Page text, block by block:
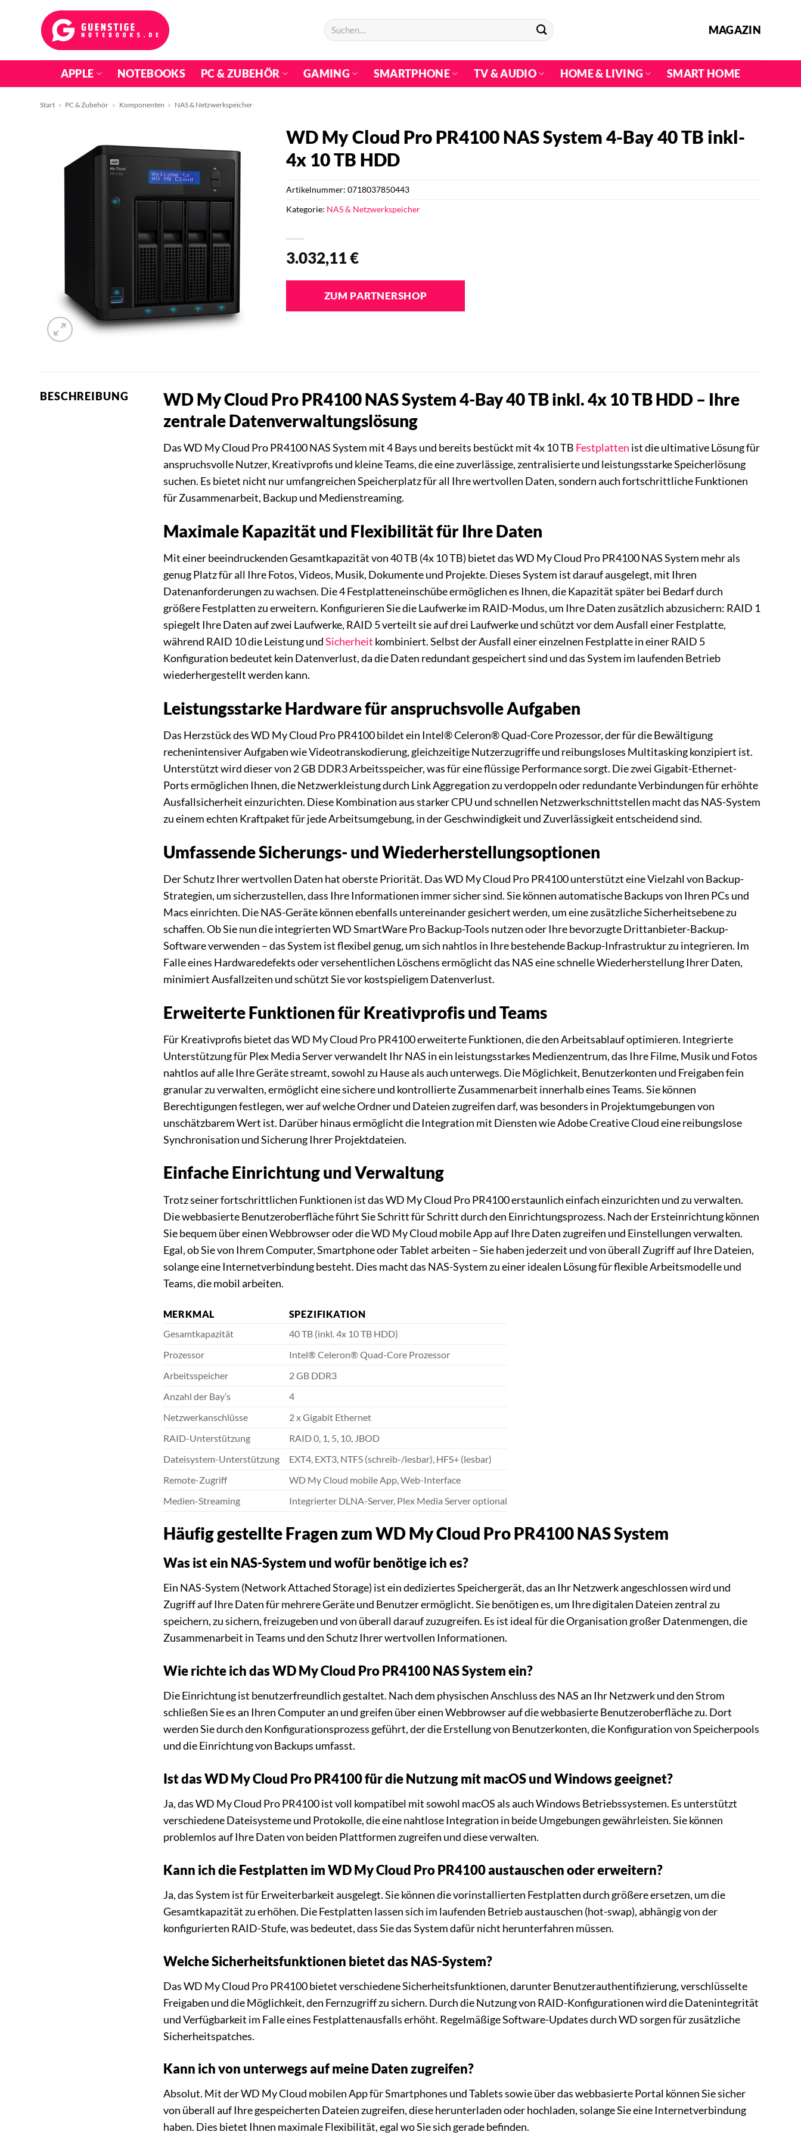
Suchen
nach:
MAGAZIN
APPLE NOTEBOOKS PC & ZUBEHÖR GAMING SMARTPHONE TV & AUDIO HOME & LIVING SMART HOME
Start » PC & Zubehör » Komponenten » NAS & Netzwerkspeicher
WD My Cloud Pro PR4100 NAS System 4-Bay 40 TB inkl-
4x 10 TB HDD
3.032,11€
ZUM PARTNERSHOP
Artikelnummer:0718037850443
Kategorie: NAS & Netzwerkspeicher
BESCHREIBUNG
WD My Cloud Pro PR4100 NAS System 4-Bay 40 TB inkl. 4x 10 TB HDD – Ihre
zentrale Datenverwaltungslösung
Das WD My Cloud Pro PR4100 NAS System mit 4 Bays und bereits bestückt mit 4x 10 TB Festplatten ist die ultimative Lösung für
anspruchsvolle Nutzer, Kreativprofis und kleine Teams, die eine zuverlässige, zentralisierte und leistungsstarke Speicherlösung
suchen. Es bietet nicht nur umfangreichen Speicherplatz für all Ihre wertvollen Daten, sondern auch fortschrittliche Funktionen
für Zusammenarbeit, Backup und Medienstreaming.
Maximale Kapazität und Flexibilität für Ihre Daten
Mit einer beeindruckenden Gesamtkapazität von 40 TB (4x 10 TB) bietet das WD My Cloud Pro PR4100 NAS System mehr als
genug Platz für all Ihre Fotos, Videos, Musik, Dokumente und Projekte. Dieses System ist darauf ausgelegt, mit Ihren
Datenanforderungen zu wachsen. Die 4 Festplatteneinschübe ermöglichen es Ihnen, die Kapazität später bei Bedarf durch
größere Festplatten zu erweitern. Konfigurieren Sie die Laufwerke im RAID-Modus, um Ihre Daten zusätzlich abzusichern: RAID 1
spiegelt Ihre Daten auf zwei Laufwerke, RAID 5 verteilt sie auf drei Laufwerke und schützt vor dem Ausfall einer Festplatte,
während RAID 10 die Leistung undSicherheit kombiniert. Selbst der Ausfall einer einzelnen Festplatte in einer RAID 5
Konfiguration bedeutet kein Datenverlust, da die Daten redundant gespeichert sind und das System im laufenden Betrieb
wiederhergestellt werden kann.
Leistungsstarke Hardware für anspruchsvolle Aufgaben
Das Herzstück des WD My Cloud Pro PR4100 bildet ein Intel® Celeron® Quad-Core Prozessor, der für die Bewältigung
rechenintensiver Aufgaben wie Videotranskodierung, gleichzeitige Nutzerzugriffe und reibungsloses Multitasking konzipiert ist.
Unterstützt wird dieser von 2 GB DDR3 Arbeitsspeicher, was für eine flüssige Performance sorgt. Die zwei Gigabit-Ethernet-
Ports ermöglichen Ihnen, die Netzwerkleistung durch Link Aggregation zu verdoppeln oder redundante Verbindungen für erhöhte
Ausfallsicherheit einzurichten. Diese Kombination aus starker CPU und schnellen Netzwerkschnittstellen macht das NAS-System
zu einem echten Kraftpaket für jede Arbeitsumgebung, in der Geschwindigkeit und Zuverlässigkeit entscheidend sind.
Umfassende Sicherungs- und Wiederherstellungsoptionen
Der Schutz Ihrer wertvollen Daten hat oberste Priorität. Das WD My Cloud Pro PR4100 unterstützt eine Vielzahl von Backup-
Strategien, um sicherzustellen, dass Ihre Informationen immer sicher sind. Sie können automatische Backups von Ihren PCs und
Macs einrichten. Die NAS-Geräte können ebenfalls untereinander gesichert werden, um eine zusätzliche Sicherheitsebene zu
schaffen. Ob Sie nun die integrierten WD SmartWare Pro Backup-Tools nutzen oder Ihre bevorzugte Drittanbieter-Backup-
Software verwenden – das System ist flexibel genug, um sich nahtlos in Ihre bestehende Backup-Infrastruktur zu integrieren. Im
Falle eines Hardwaredefekts oder versehentlichen Löschens ermöglicht das NAS eine schnelle Wiederherstellung Ihrer Daten,
minimiert Ausfallzeiten und schützt Sie vor kostspieligem Datenverlust.
Erweiterte Funktionen für Kreativprofis und Teams
Für Kreativprofis bietet das WD My Cloud Pro PR4100 erweiterte Funktionen, die den Arbeitsablauf optimieren. Integrierte
Unterstützung für Plex Media Server verwandelt Ihr NAS in ein leistungsstarkes Medienzentrum, das Ihre Filme, Musik und Fotos
nahtlos auf alle Ihre Geräte streamt, sowohl zu Hause als auch unterwegs. Die Möglichkeit, Benutzerkonten und Freigaben fein
granular zu verwalten, ermöglicht eine sichere und kontrollierte Zusammenarbeit innerhalb eines Teams. Sie können
Berechtigungen festlegen, wer auf welche Ordner und Dateien zugreifen darf, was besonders in Projektumgebungen von
unschätzbarem Wert ist. Darüber hinaus ermöglicht die Integration mit Diensten wie Adobe Creative Cloud eine reibungslose
Synchronisation und Sicherung Ihrer Projektdateien.
Einfache Einrichtung und Verwaltung
Trotz seiner fortschrittlichen Funktionen ist das WD My Cloud Pro PR4100 erstaunlich einfach einzurichten und zu verwalten.
Die webbasierte Benutzeroberfläche führt Sie Schritt für Schritt durch den Einrichtungsprozess. Nach der Ersteinrichtung können
Sie bequem über einen Webbrowser oder die WD My Cloud mobile App auf Ihre Daten zugreifen und Einstellungen verwalten.
Egal, ob Sie von Ihrem Computer, Smartphone oder Tablet arbeiten – Sie haben jederzeit und von überall Zugriff auf Ihre Dateien,
solange eine Internetverbindung besteht. Dies macht das NAS-System zu einer idealen Lösung für flexible Arbeitsmodelle und
Teams, die mobil arbeiten.
MERKMAL
SPEZIFIKATION
Gesamtkapazität
40 TB (inkl. 4x 10 TB HDD)
Prozessor
Intel® Celeron® Quad-Core Prozessor
Arbeitsspeicher
2 GB DDR3
Anzahl der Bay’s
4
Netzwerkanschlüsse
2 x Gigabit Ethernet
RAID-Unterstützung
RAID 0, 1, 5, 10, JBOD
Dateisystem-Unterstützung
EXT4, EXT3, NTFS (schreib-/lesbar), HFS+ (lesbar)
Remote-Zugriff
WD My Cloud mobile App, Web-Interface
Medien-Streaming
Integrierter DLNA-Server, Plex Media Server optional
Häufig gestellte Fragen zum WD My Cloud Pro PR4100 NAS System
Was ist ein NAS-System und wofür benötige ich es?
Ein NAS-System (Network Attached Storage) ist ein dediziertes Speichergerät, das an Ihr Netzwerk angeschlossen wird und
Zugriff auf Ihre Daten für mehrere Geräte und Benutzer ermöglicht. Sie benötigen es, um Ihre digitalen Dateien zentral zu
speichern, zu sichern, freizugeben und von überall darauf zuzugreifen. Es ist ideal für die Organisation großer Datenmengen, die
Zusammenarbeit in Teams und den Schutz Ihrer wertvollen Informationen.
Wie richte ich das WD My Cloud Pro PR4100 NAS System ein?
Die Einrichtung ist benutzerfreundlich gestaltet. Nach dem physischen Anschluss des NAS an Ihr Netzwerk und den Strom
schließen Sie es an Ihren Computer an und greifen über einen Webbrowser auf die webbasierte Benutzeroberfläche zu. Dort
werden Sie durch den Konfigurationsprozess geführt, der die Erstellung von Benutzerkonten, die Konfiguration von Speicherpools
und die Einrichtung von Backups umfasst.
Ist das WD My Cloud Pro PR4100 für die Nutzung mit macOS und Windows geeignet?
Ja, das WD My Cloud Pro PR4100 ist voll kompatibel mit sowohl macOS als auch Windows Betriebssystemen. Es unterstützt
verschiedene Dateisysteme und Protokolle, die eine nahtlose Integration in beide Umgebungen gewährleisten. Sie können
problemlos auf Ihre Daten von beiden Plattformen zugreifen und diese verwalten.
Kann ich die Festplatten im WD My Cloud Pro PR4100 austauschen oder erweitern?
Ja, das System ist für Erweiterbarkeit ausgelegt. Sie können die vorinstallierten Festplatten durch größere ersetzen, um die
Gesamtkapazität zu erhöhen. Die Festplatten lassen sich im laufenden Betrieb austauschen (hot-swap), abhängig von der
konfigurierten RAID-Stufe, was bedeutet, dass Sie das System dafür nicht herunterfahren müssen.
Welche Sicherheitsfunktionen bietet das NAS-System?
Das WD My Cloud Pro PR4100 bietet verschiedene Sicherheitsfunktionen, darunter Benutzerauthentifizierung, verschlüsselte
Freigaben und die Möglichkeit, den Fernzugriff zu sichern. Durch die Nutzung von RAID-Konfigurationen wird die Datenintegrität
und Verfügbarkeit im Falle eines Festplattenausfalls erhöht. Regelmäßige Software-Updates durch WD sorgen für zusätzliche
Sicherheitspatches.
Kann ich von unterwegs auf meine Daten zugreifen?
Absolut. Mit der WD My Cloud mobilen App für Smartphones und Tablets sowie über das webbasierte Portal können Sie sicher
von überall auf Ihre gespeicherten Dateien zugreifen, diese herunterladen oder hochladen, solange Sie eine Internetverbindung
haben. Dies bietet Ihnen maximale Flexibilität, egal wo Sie sich gerade befinden.